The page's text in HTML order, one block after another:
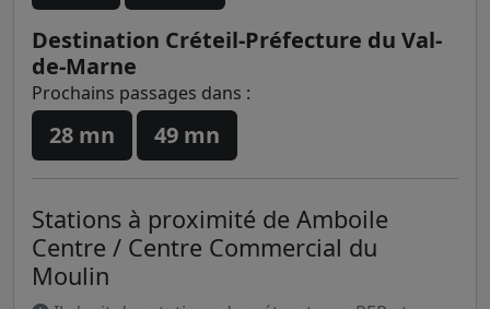
Destination Créteil-Préfecture du Val-
de-Marne
Prochains passages dans :
28 mn 49 mn
Stations à proximité de Amboile
Centre / Centre Commercial du
Moulin